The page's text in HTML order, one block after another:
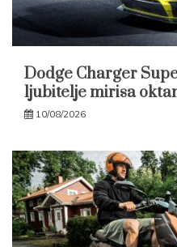
Dodge Charger
ljubitelje mirisa
10/08/2026